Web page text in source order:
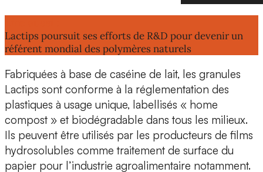
Lactips poursuit ses efforts de R&D pour devenir un
référent mondial des polymères naturels
Fabriquées à base de caséine de lait, les granules
Lactips sont conforme à la réglementation des
plastiques à usage unique, labellisés « home
compost » et biodégradable dans tous les milieux.
Ils peuvent être utilisés par les producteurs de films
hydrosolubles comme traitement de surface du
papier pour l’industrie agroalimentaire notamment.